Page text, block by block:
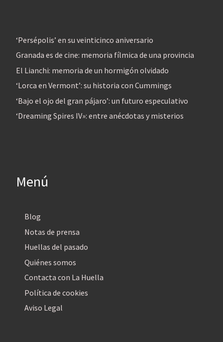
‘Persépolis’ en su veinticinco aniversario
Granada es de cine: memoria fílmica de una provincia
El Lianchi: memoria de un hormigón olvidado
‘Lorca en Vermont’: su historia con Cummings
‘Bajo el ojo del gran pájaro’: un futuro especulativo
‘Dreaming Spires IV»: entre anécdotas y misterios
Menú
Blog
Notas de prensa
Huellas del pasado
Quiénes somos
Contacta con La Huella
Política de cookies
Aviso Legal